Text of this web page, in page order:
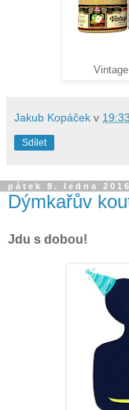
Jakub Kopáček v 19:33
Sdílet
pátek 8. ledna 2016
Dýmkařův
Jdu s dobou!